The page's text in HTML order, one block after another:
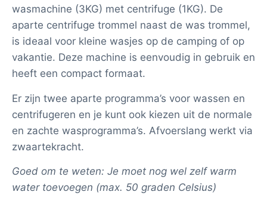
wasmachine (3KG) met centrifuge (1KG). De
aparte centrifuge trommel naast de was trommel,
is ideaal voor kleine wasjes op de camping of op
vakantie. Deze machine is eenvoudig in gebruik en
heeft een compact formaat.
Er zijn twee aparte programma’s voor wassen en
centrifugeren en je kunt ook kiezen uit de normale
en zachte wasprogramma’s. Afvoerslang werkt via
zwaartekracht.
Goed om te weten: Je moet nog wel zelf warm
water toevoegen (max. 50 graden Celsius)